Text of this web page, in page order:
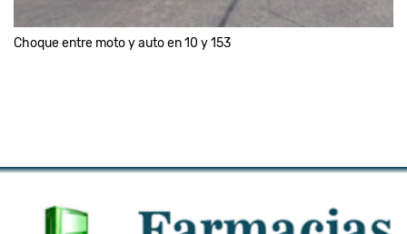
Choque entre moto y auto en 10 y 153